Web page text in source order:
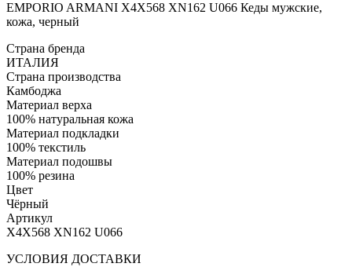
EMPORIO ARMANI X4X568 XN162 U066 Кеды мужские,
кожа, черный
Страна бренда
ИТАЛИЯ
Страна производства
Камбоджа
Материал верха
100% натуральная кожа
Материал подкладки
100% текстиль
Материал подошвы
100% резина
Цвет
Чёрный
Артикул
X4X568 XN162 U066
УСЛОВИЯ ДОСТАВКИ